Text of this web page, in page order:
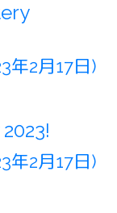
年2月17日)
年2月17日)